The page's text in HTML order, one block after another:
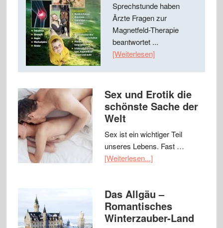
Sprechstunde haben
Ärzte Fragen zur
Magnetfeld-Therapie
beantwortet ...
[Weiterlesen]
Sex und Erotik die
schönste Sache der
Welt
Sex ist ein wichtiger Teil
unseres Lebens. Fast …
[Weiterlesen...]
Das Allgäu –
Romantisches
Winterzauber-Land